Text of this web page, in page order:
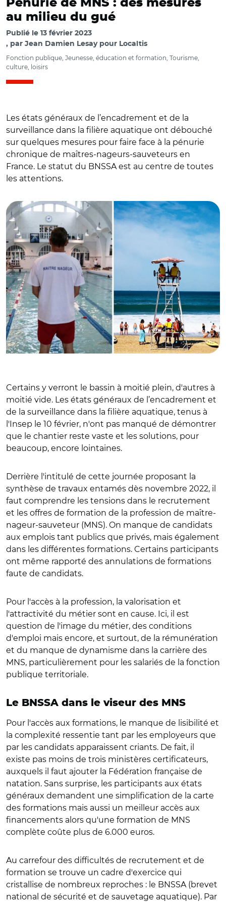
Pénurie de MNS : des mesures
au milieu du gué
Publié le 13 février 2023
par Jean Damien Lesay pour Localtis
Fonction publique, Jeunesse, éducation et formation, Tourisme,
culture, loisirs
Les états généraux de l’encadrement et de la
surveillance dans la filière aquatique ont débouché
sur quelques mesures pour faire face à la pénurie
chronique de maîtres-nageurs-sauveteurs en
France. Le statut du BNSSA est au centre de toutes
les attentions.
Certains y verront le bassin à moitié plein, d'autres à
moitié vide. Les états généraux de l’encadrement et
de la surveillance dans la filière aquatique, tenus à
l'Insep le 10 février, n'ont pas manqué de démontrer
que le chantier reste vaste et les solutions, pour
beaucoup, encore lointaines.
Derrière l'intitulé de cette journée proposant la
synthèse de travaux entamés dès novembre 2022, il
faut comprendre les tensions dans le recrutement
et les offres de formation de la profession de maître-
nageur-sauveteur (MNS). On manque de candidats
aux emplois tant publics que privés, mais également
dans les différentes formations. Certains participants
ont même rapporté des annulations de formations
faute de candidats.
Pour l'accès à la profession, la valorisation et
l'attractivité du métier sont en cause. Ici, il est
question de l'image du métier, des conditions
d'emploi mais encore, et surtout, de la rémunération
et du manque de dynamisme dans la carrière des
MNS, particulièrement pour les salariés de la fonction
publique territoriale.
Le BNSSA dans le viseur des MNS
Pour l'accès aux formations, le manque de lisibilité et
la complexité ressentie tant par les employeurs que
par les candidats apparaissent criants. De fait, il
existe pas moins de trois ministères certificateurs,
auxquels il faut ajouter la Fédération française de
natation. Sans surprise, les participants aux états
généraux demandent une simplification de la carte
des formations mais aussi un meilleur accès aux
financements alors qu'une formation de MNS
complète coûte plus de 6.000 euros.
Au carrefour des difficultés de recrutement et de
formation se trouve un cadre d'exercice qui
cristallise de nombreux reproches : le BNSSA (brevet
national de sécurité et de sauvetage aquatique). Par